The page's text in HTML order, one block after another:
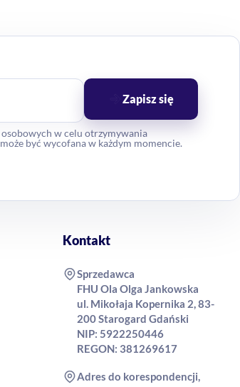
w celu otrzymywania
być wycofana w każdym momencie.
Zapisz się
Kontakt
Sprzedawca
FHU Ola Olga Jankowska
ul. Mikołaja Kopernika 2, 83-
200 Starogard Gdański
NIP: 5922250446
REGON: 381269617
Adres do korespondencji,